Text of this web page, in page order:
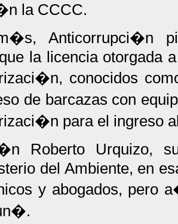
la CCCC.
Anticorrupci�n
la licencia otorgada
conocidos
de barcazas con
para el ingreso
Roberto Urquizo,
del Ambiente, en
y abogados, pero